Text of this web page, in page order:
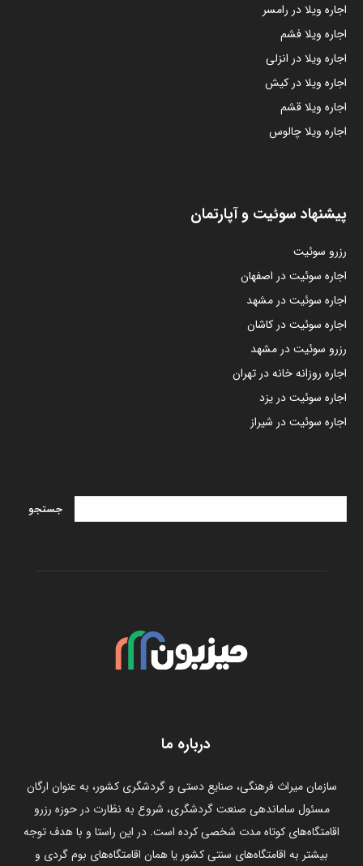
اجاره ویلا در رامسر
اجاره ویلا فشم
اجاره ویلا در انزلی
اجاره ویلا در کیش
اجاره ویلا قشم
اجاره ویلا چالوس
پیشنهاد سوئیت و آپارتمان
رزرو سوئیت
اجاره سوئیت در اصفهان
اجاره سوئیت در مشهد
اجاره سوئیت در کاشان
رزرو سوئیت در مشهد
اجاره روزانه خانه در تهران
اجاره سوئیت در یزد
اجاره سوئیت در شیراز
درباره ما
سازمان میراث فرهنگی، صنایع دستی و گردشگری کشور، به عنوان ارگان
مسئول ساماندهی صنعت گردشگری، شروع به نظارت در حوزه رزرو
اقامتگاه‌های کوتاه مدت شخصی کرده است. در این راستا و با هدف توجه
بیشتر به اقامتگاه‌های سنتی کشور یا همان اقامتگاه‌های بوم گردی و